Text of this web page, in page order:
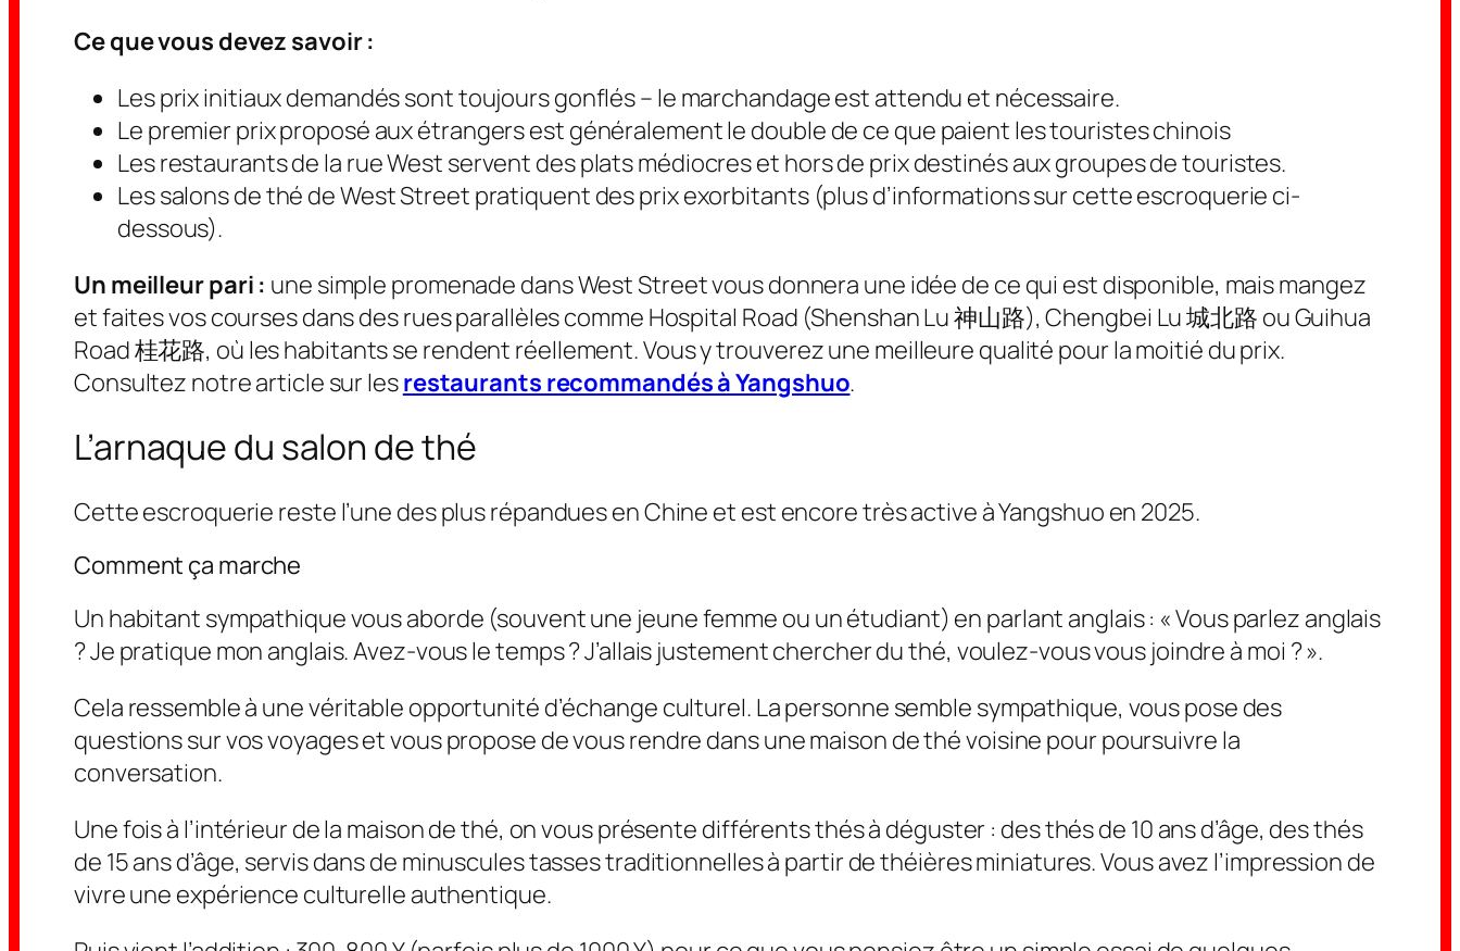
Ce que vous devez savoir :
Les prix initiaux demandés sont toujours gonflés – le marchandage est attendu et nécessaire.
Le premier prix proposé aux étrangers est généralement le double de ce que paient les touristes chinois
Les restaurants de la rue West servent des plats médiocres et hors de prix destinés aux groupes de touristes.
Les salons de thé de West Street pratiquent des prix exorbitants (plus d’informations sur cette escroquerie ci-
dessous).
Un meilleur pari : une simple promenade dans West Street vous donnera une idée de ce qui est disponible, mais mangez
et faites vos courses dans des rues parallèles comme Hospital Road (Shenshan Lu 神山路), Chengbei Lu 城北路 ou Guihua
Road 桂花路, où les habitants se rendent réellement. Vous y trouverez une meilleure qualité pour la moitié du prix.
Consultez notre article sur lesrestaurants recommandés à Yangshuo.
L’arnaque du salon de thé
Cette escroquerie reste l’une des plus répandues en Chine et est encore très active à Yangshuo en 2025.
Comment ça marche
Un habitant sympathique vous aborde (souvent une jeune femme ou un étudiant) en parlant anglais : « Vous parlez anglais
? Je pratique mon anglais. Avez-vous le temps ? J’allais justement chercher du thé, voulez-vous vous joindre à moi ? ».
Cela ressemble à une véritable opportunité d’échange culturel. La personne semble sympathique, vous pose des
questions sur vos voyages et vous propose de vous rendre dans une maison de thé voisine pour poursuivre la
conversation.
Une fois à l’intérieur de la maison de thé, on vous présente différents thés à déguster : des thés de 10 ans d’âge, des thés
de 15 ans d’âge, servis dans de minuscules tasses traditionnelles à partir de théières miniatures. Vous avez l’impression de
vivre une expérience culturelle authentique.